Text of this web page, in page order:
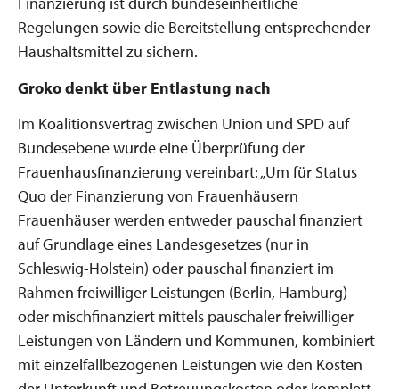
Regelungen sowie die Bereitstellung entsprechender
Haushaltsmittel zu sichern.
Groko denkt über Entlastung nach
Im Koalitionsvertrag zwischen Union und SPD auf
Bundesebene wurde eine Überprüfung der
Frauenhausfinanzierung vereinbart: „Um für Status
Quo der Finanzierung von Frauenhäusern
Frauenhäuser werden entweder pauschal finanziert
auf Grundlage eines Landesgesetzes (nur in
Schleswig-Holstein) oder pauschal finanziert im
Rahmen freiwilliger Leistungen (Berlin, Hamburg)
oder mischfinanziert mittels pauschaler freiwilliger
Leistungen von Ländern und Kommunen, kombiniert
mit einzelfallbezogenen Leistungen wie den Kosten